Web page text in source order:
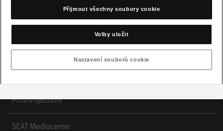
Firemní zákazníci
Právní ujednání
SEAT Mediacenter
Přijmout všechny soubory cookie
Volby uložit
Nastavení souborů cookie